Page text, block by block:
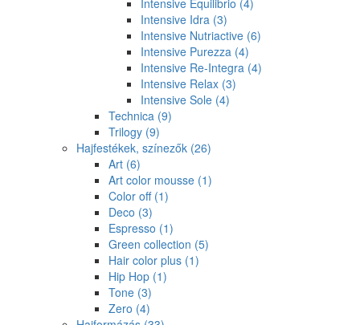
Intensive Equilibrio (4)
Intensive Idra (3)
Intensive Nutriactive (6)
Intensive Purezza (4)
Intensive Re-Integra (4)
Intensive Relax (3)
Intensive Sole (4)
Technica (9)
Trilogy (9)
Hajfestékek, színezők (26)
Art (6)
Art color mousse (1)
Color off (1)
Deco (3)
Espresso (1)
Green collection (5)
Hair color plus (1)
Hip Hop (1)
Tone (3)
Zero (4)